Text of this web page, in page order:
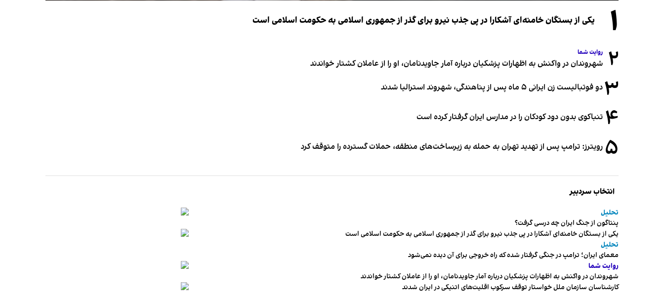
۱ یکی از بستگان خامنه‌ای آشکارا در پی جذب نیرو برای گذر از جمهوری اسلامی به حکومت اسلامی است
۲ روایت شما
شهروندان در واکنش به اظهارات پزشکیان درباره آمار جاویدنامان، او را از عاملان کشتار خواندند
۳دو فوتبالیست زن ایرانی ۵ ماه پس از پناهندگی، شهروند استرالیا شدند
۴ تنباکوی بدون دود کودکان را در مدارس ایران گرفتار کرده است
۵ رویترز: ترامپ پس از تهدید تهران به حمله به زیرساخت‌های منطقه، حملات گسترده را متوقف کرد
انتخاب سردبیر
تحلیل
پنتاگون از جنگ ایران چه درسی گرفت؟
یکی از بستگان خامنه‌ای آشکارا در پی جذب نیرو برای گذر از جمهوری اسلامی به حکومت اسلامی است
تحلیل
معمای ایران؛ ترامپ در جنگی گرفتار شده که راه خروجی برای آن دیده نمی‌شود
روایت شما
شهروندان در واکنش به اظهارات پزشکیان درباره آمار جاویدنامان، او را از عاملان کشتار خواندند
کارشناسان سازمان ملل خواستار توقف سرکوب اقلیت‌های اتنیکی در ایران شدند